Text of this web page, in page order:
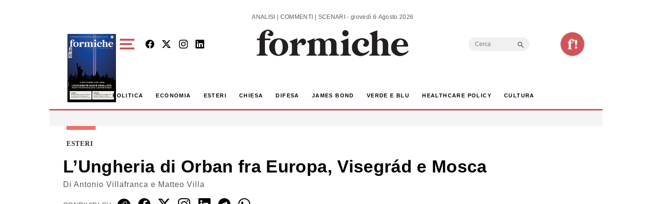
ANALISI | COMMENTI | SCENARI - giovedì 6 Agosto 2026
Search
POLITICA ECONOMIA ESTERI CHIESA DIFESA JAMES BOND VERDE E BLU HEALTHCARE POLICY CULTURA
ESTERI
L’Ungheria di Orban fra Europa, Visegrád e Mosca
Di Antonio Villafranca e Matteo Villa